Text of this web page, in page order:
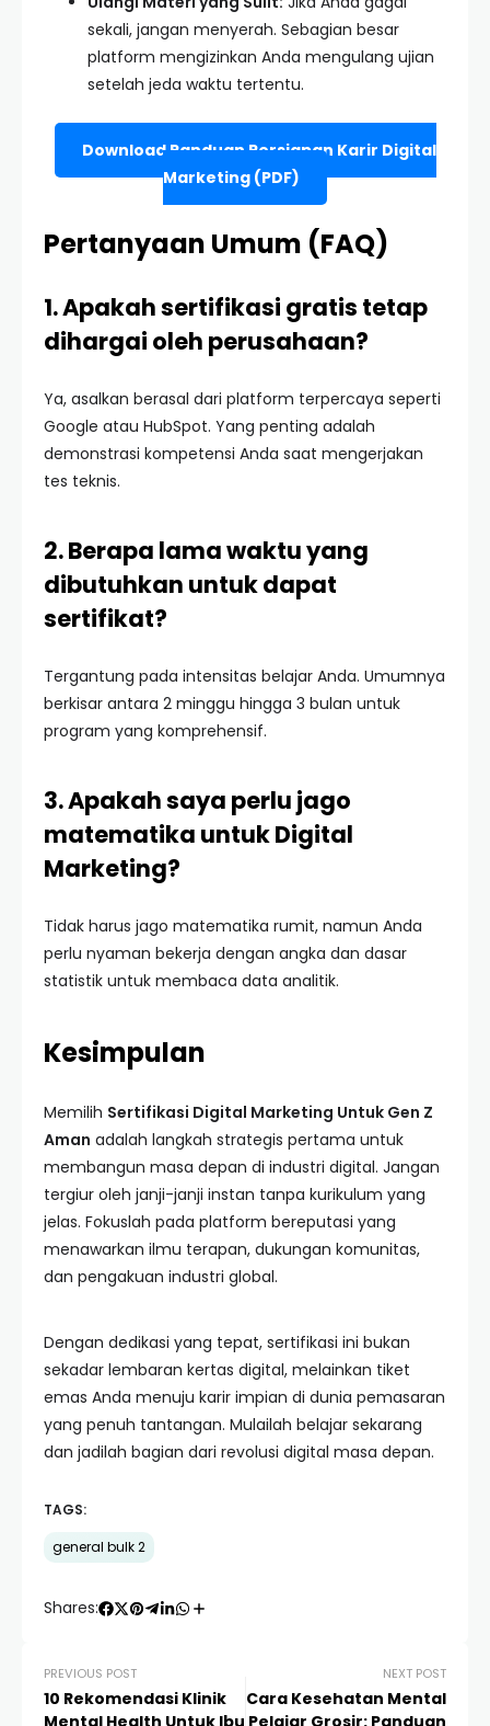
sekali, jangan menyerah. Sebagian besar
platform mengizinkan Anda mengulang ujian
setelah jeda waktu tertentu.
Download Panduan Persiapan Karir Digital
Marketing (PDF)
Pertanyaan Umum (FAQ)
1. Apakah sertifikasi gratis tetap
dihargai oleh perusahaan?
Ya, asalkan berasal dari platform terpercaya seperti
Google atau HubSpot. Yang penting adalah
demonstrasi kompetensi Anda saat mengerjakan
tes teknis.
2. Berapa lama waktu yang
dibutuhkan untuk dapat
sertifikat?
Tergantung pada intensitas belajar Anda. Umumnya
berkisar antara 2 minggu hingga 3 bulan untuk
program yang komprehensif.
3. Apakah saya perlu jago
matematika untuk Digital
Marketing?
Tidak harus jago matematika rumit, namun Anda
perlu nyaman bekerja dengan angka dan dasar
statistik untuk membaca data analitik.
Kesimpulan
Memilih Sertifikasi Digital Marketing Untuk Gen Z
Aman adalah langkah strategis pertama untuk
membangun masa depan di industri digital. Jangan
tergiur oleh janji-janji instan tanpa kurikulum yang
jelas. Fokuslah pada platform bereputasi yang
menawarkan ilmu terapan, dukungan komunitas,
dan pengakuan industri global.
Dengan dedikasi yang tepat, sertifikasi ini bukan
sekadar lembaran kertas digital, melainkan tiket
emas Anda menuju karir impian di dunia pemasaran
yang penuh tantangan. Mulailah belajar sekarang
dan jadilah bagian dari revolusi digital masa depan.
TAGS:
general bulk 2
Shares:
PREVIOUS POST
10 Rekomendasi Klinik
Mental Health Untuk Ibu
NEXT POST
Cara Kesehatan Mental
Pelajar Grosir: Panduan